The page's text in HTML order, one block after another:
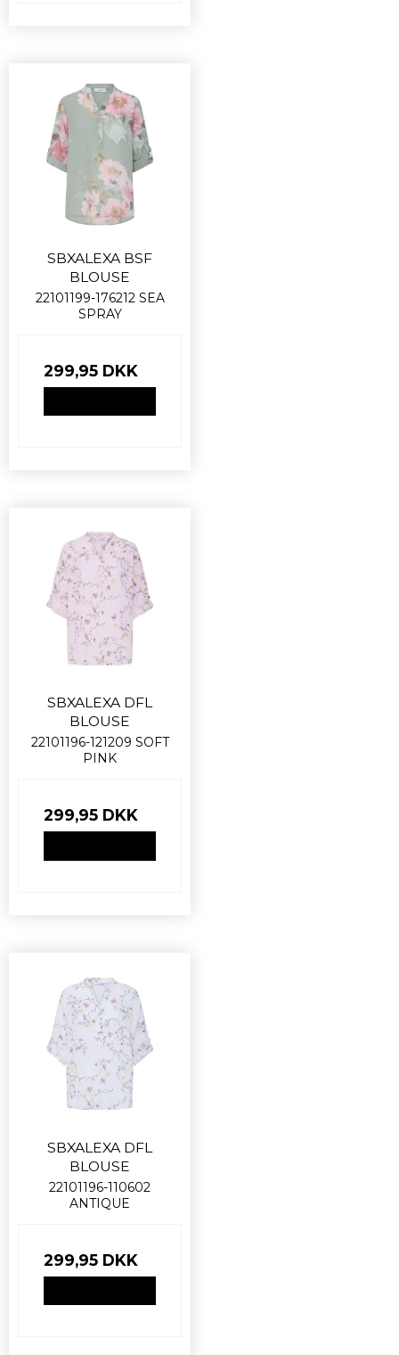
SBXALEXA BSF
BLOUSE
22101199-176212 SEA
SPRAY
299,95 DKK
SBXALEXA DFL
BLOUSE
22101196-121209 SOFT
PINK
299,95 DKK
SBXALEXA DFL
BLOUSE
22101196-110602
ANTIQUE
299,95 DKK